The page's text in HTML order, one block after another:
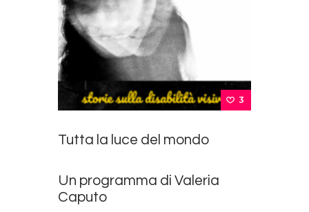
3
Tutta la luce del mondo
Un programma di Valeria
Caputo